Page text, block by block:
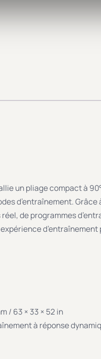
un pliage compact à
d’entraînement. Grâce
de programmes
/ 63 × 33 × 52 in
à réponse